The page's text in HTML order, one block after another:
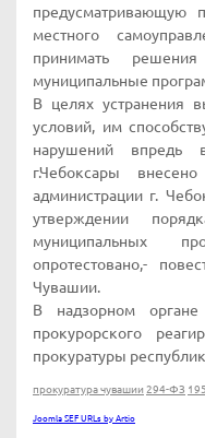
предусматривающую
местного
принимать
муниципальные
В целях устранения
условий, им
нарушений впредь
г.Чебоксары
администрации г.
утверждении
муниципальных
опротестовано,-
Чувашии.
В надзорном органе
прокурорского
прокуратуры
прокуратура чувашии 294-ФЗ
Joomla SEF URLs by Artio